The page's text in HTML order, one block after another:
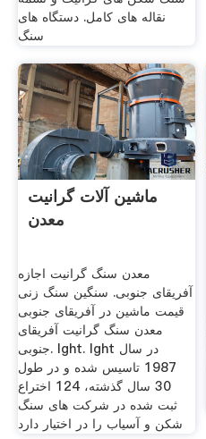
نقاله های کامل. دستگاه های
سنگ
ماشین آلات گرانیت
معدن
معدن سنگ گرانیت اجازه
آفریقای جنوبی. سنگین سنگ زنی
قیمت ماشین در آفریقای جنوبی
معدن سنگ گرانیت آفریقای
جنوبی. lght. lght در سال
1987 تاسیس شده و در طول
30 سال گذشته، 124 اختراع
ثبت شده در شركت های سنگ
شكن و آسیاب را در اختیار دارد